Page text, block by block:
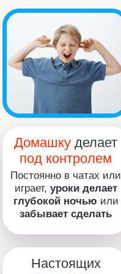
Настоящих
друзей нет
Гулять не ходит,
с одноклассниками
не общается, всё
общение виртуальное
Совсемничего
не хочет, читать скучно,
спортом не занимается.
Кроме гаджета ничего
не интересно
ЗАРЕГИСТРИРОВАТЬСЯ